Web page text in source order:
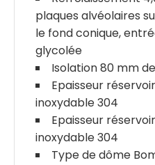
plaques alvéolaires
le fond conique,
glycolée
Isolation 80 mm
Epaisseur
inoxydable 304
Epaisseur
inoxydable 304
Type de dôme